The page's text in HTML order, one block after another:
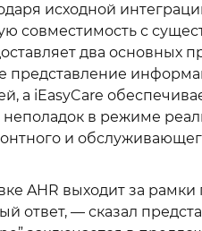
исходной
совместимость с
два основных
представление
а iEasyCare
в режиме
и
AHR выходит за
ответ, — сказал